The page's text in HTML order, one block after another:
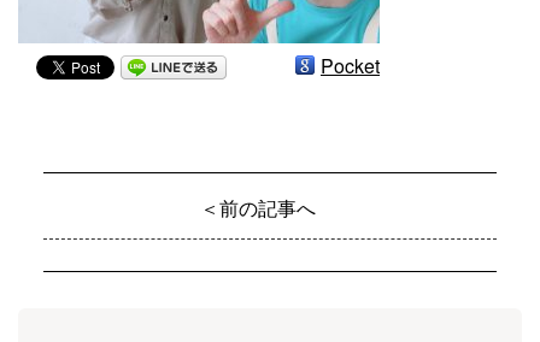
Pocket
＜前の記事へ